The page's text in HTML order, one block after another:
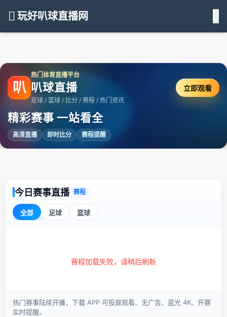
玩好叭球直播网
叭
热门体育直播平台
叭球直播
足球 / 篮球 / 比分 / 赛程 / 热门资讯
精彩赛事 一站看全
高清直播 即时比分 赛程提醒
立即观看